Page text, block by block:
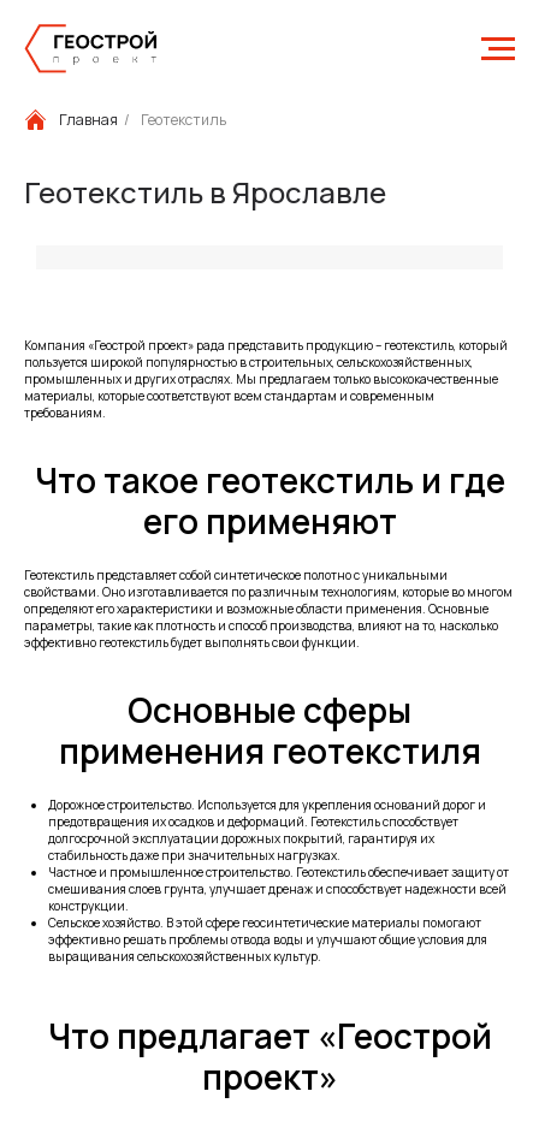
Главная / Геотекстиль
Геотекстиль в Ярославле
Компания «Геострой проект» рада представить продукцию – геотекстиль, который
пользуется широкой популярностью в строительных, сельскохозяйственных,
промышленных и других отраслях. Мы предлагаем только высококачественные
материалы, которые соответствуют всем стандартам и современным
требованиям.
Что такое геотекстиль и где
его применяют
Геотекстиль представляет собой синтетическое полотно с уникальными
свойствами. Оно изготавливается по различным технологиям, которые во многом
определяют его характеристики и возможные области применения. Основные
параметры, такие как плотность и способ производства, влияют на то, насколько
эффективно геотекстиль будет выполнять свои функции.
Основные сферы
применения геотекстиля
Дорожное строительство. Используется для укрепления оснований дорог и
предотвращения их осадков и деформаций. Геотекстиль способствует
долгосрочной эксплуатации дорожных покрытий, гарантируя их
стабильность даже при значительных нагрузках.
Частное и промышленное строительство. Геотекстиль обеспечивает защиту от
смешивания слоев грунта, улучшает дренаж и способствует надежности всей
конструкции.
Сельское хозяйство. В этой сфере геосинтетические материалы помогают
эффективно решать проблемы отвода воды и улучшают общие условия для
выращивания сельскохозяйственных культур.
Что предлагает «Геострой
проект»